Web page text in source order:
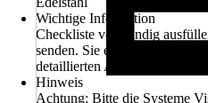
Wichtige Information
Checkliste vollständig
senden. Sie erhalten von uns
detaillierten Auflistung aller
Hinweis
Achtung: Bitte die Systeme